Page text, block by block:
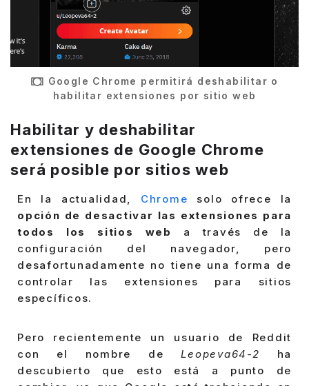
Google Chrome permitirá deshabilitar o
habilitar extensiones por sitio web
Habilitar y deshabilitar
extensiones de Google Chrome
será posible por sitios web
En la actualidad, Chrome solo ofrece la
opción de desactivar las extensiones para
todos los sitios web
a través de la
configuración del navegador, pero
desafortunadamente no tiene una forma de
controlar las extensiones para sitios
específicos.
Pero recientemente un usuario de Reddit
con el nombre deLeopeva64-2 ha
descubierto que esto está a punto de